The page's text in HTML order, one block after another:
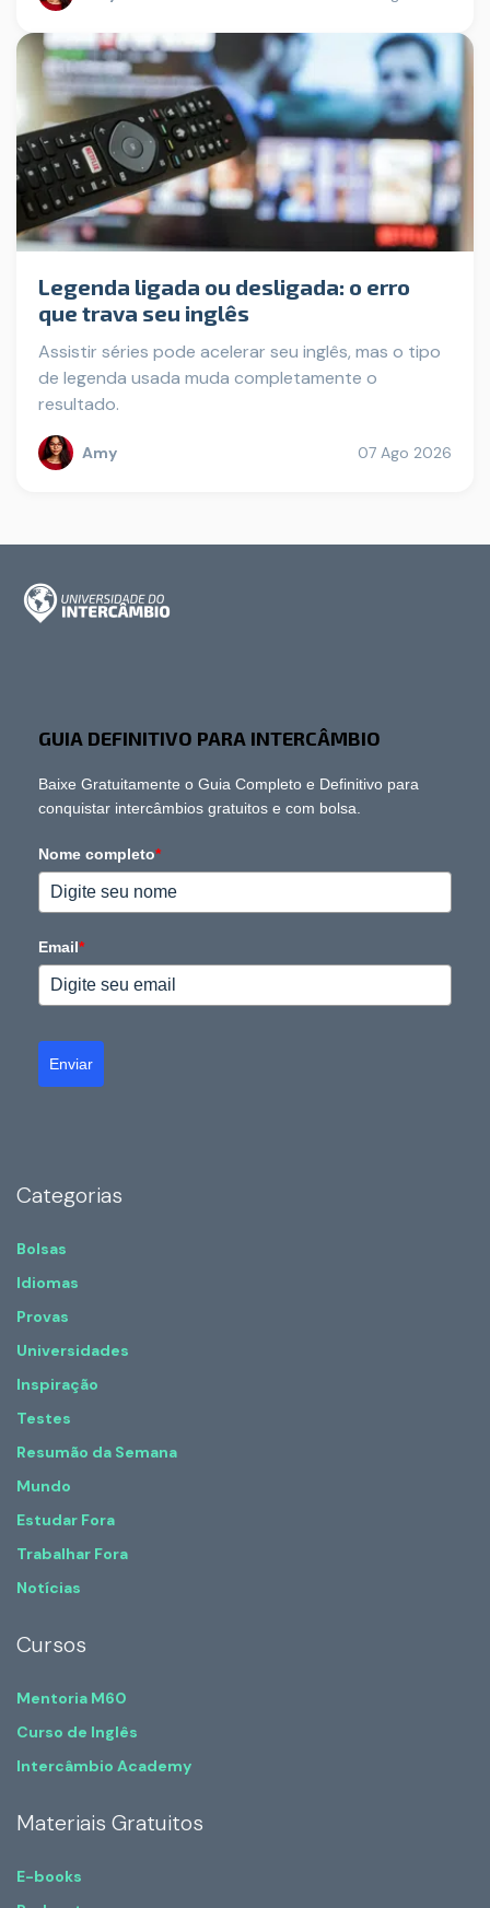
Legenda ligada ou desligada: o erro
que trava seu inglês
Assistir séries pode acelerar seu inglês, mas o tipo
de legenda usada muda completamente o
resultado.
Amy 07 Ago 2026
GUIA DEFINITIVO PARA INTERCÂMBIO
Baixe Gratuitamente o Guia Completo e Definitivo para
conquistar intercâmbios gratuitos e com bolsa.
Nome completo*
Email*
Enviar
Categorias
Bolsas
Idiomas
Provas
Universidades
Inspiração
Testes
Resumão da Semana
Mundo
Estudar Fora
Trabalhar Fora
Notícias
Cursos
Mentoria M60
Curso de Inglês
Intercâmbio Academy
Materiais Gratuitos
E-books